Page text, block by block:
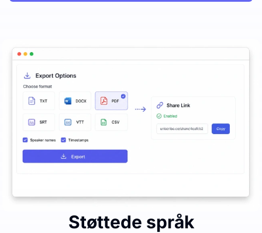
Støttede språk